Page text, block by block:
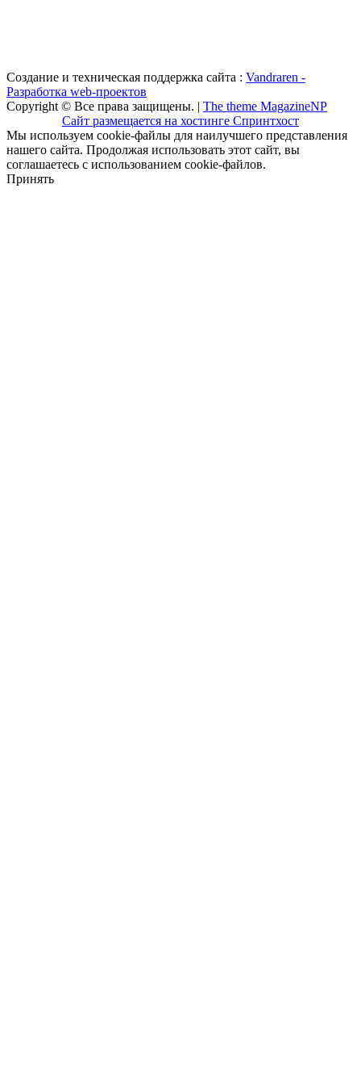
Создание и техническая поддержка сайта : Vandraren -
Разработка web-проектов
Copyright © Все права защищены. | The theme MagazineNP
Сайт размещается на хостинге Спринтхост
Мы используем cookie-файлы для наилучшего представления
нашего сайта. Продолжая использовать этот сайт, вы
соглашаетесь с использованием cookie-файлов.
Принять